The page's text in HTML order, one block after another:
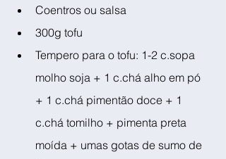
Coentros ou salsa
300g tofu
Tempero para o tofu: 1-2 c.sopa
molho soja + 1 c.chá alho em pó
+ 1 c.chá pimentão doce + 1
c.chá tomilho + pimenta preta
moída + umas gotas de sumo de